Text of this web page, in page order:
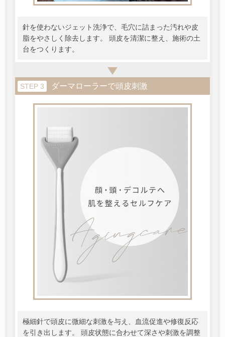
針を使わないジェット洗浄で、毛穴に詰まった汚れや皮
脂をやさしく除去します。 頭皮を清潔に整え、施術の土
台をつくります。
STEP 3 ダーマローラーで頭皮刺激
極細針で頭皮に微細な刺激を与え、血流促進や修復反応
を引き出します。 頭皮状態に合わせて深さや刺激を調整